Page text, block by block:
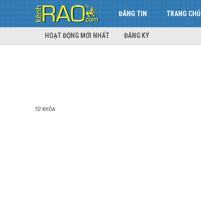
ĐĂNG TIN TRANG CHỦ
HOẠT ĐỘNG MỚI NHẤT ĐĂNG KÝ
TỪ KHÓA